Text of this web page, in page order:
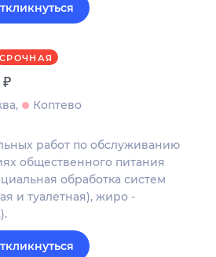
СРОЧНАЯ
₽
Коптево
работ по обслуживанию
общественного питания
обработка систем
и туалетная), жиро -